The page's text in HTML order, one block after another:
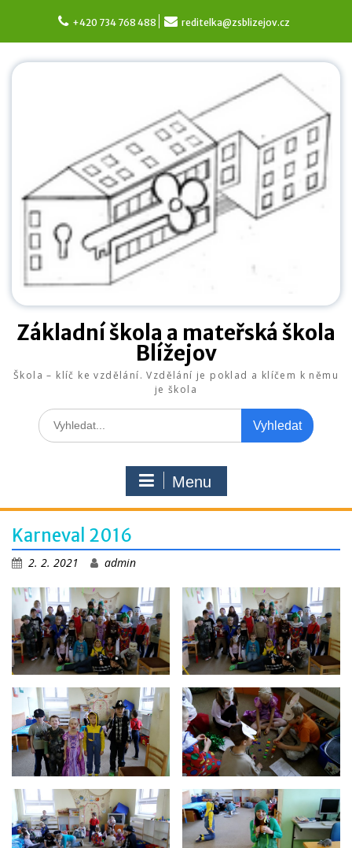
content
+420 734 768 488 reditelka@zsblizejov.cz
Základní škola a mateřská škola
Blížejov
Škola – klíč ke vzdělání. Vzdělání je poklad a klíčem k němu
je škola
Search
for:
Menu
Karneval 2016
2. 2. 2021 admin